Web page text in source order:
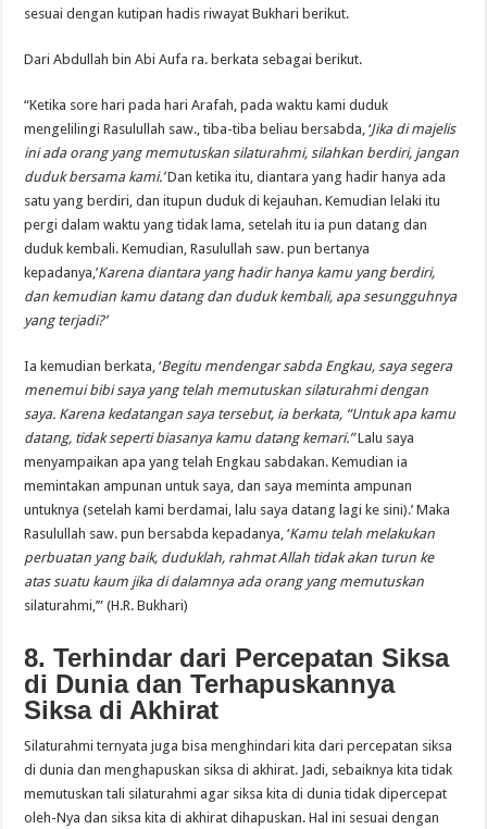
sesuai dengan kutipan hadis riwayat Bukhari berikut.
Dari Abdullah bin Abi Aufa ra. berkata sebagai berikut.
“Ketika sore hari pada hari Arafah, pada waktu kami duduk
mengelilingi Rasulullah saw., tiba-tiba beliau bersabda, ‘Jika di majelis
ini ada orang yang memutuskan silaturahmi, silahkan berdiri, jangan
duduk bersama kami.’Dan ketika itu, diantara yang hadir hanya ada
satu yang berdiri, dan itupun duduk di kejauhan. Kemudian lelaki itu
pergi dalam waktu yang tidak lama, setelah itu ia pun datang dan
duduk kembali. Kemudian, Rasulullah saw. pun bertanya
kepadanya,’Karena diantara yang hadir hanya kamu yang berdiri,
dan kemudian kamu datang dan duduk kembali, apa sesungguhnya
yang terjadi?’
Ia kemudian berkata, ‘Begitu mendengar sabda Engkau, saya segera
menemui bibi saya yang telah memutuskan silaturahmi dengan
saya. Karena kedatangan saya tersebut, ia berkata, “Untuk apa kamu
datang, tidak seperti biasanya kamu datang kemari.”Lalu saya
menyampaikan apa yang telah Engkau sabdakan. Kemudian ia
memintakan ampunan untuk saya, dan saya meminta ampunan
untuknya (setelah kami berdamai, lalu saya datang lagi ke sini).’ Maka
Rasulullah saw. pun bersabda kepadanya, ‘Kamu telah melakukan
perbuatan yang baik, duduklah, rahmat Allah tidak akan turun ke
atas suatu kaum jika di dalamnya ada orang yang memutuskan
silaturahmi,’” (H.R. Bukhari)
8. Terhindar dari Percepatan Siksa
di Dunia dan Terhapuskannya
Siksa di Akhirat
Silaturahmi ternyata juga bisa menghindari kita dari percepatan siksa
di dunia dan menghapuskan siksa di akhirat. Jadi, sebaiknya kita tidak
memutuskan tali silaturahmi agar siksa kita di dunia tidak dipercepat
oleh-Nya dan siksa kita di akhirat dihapuskan. Hal ini sesuai dengan